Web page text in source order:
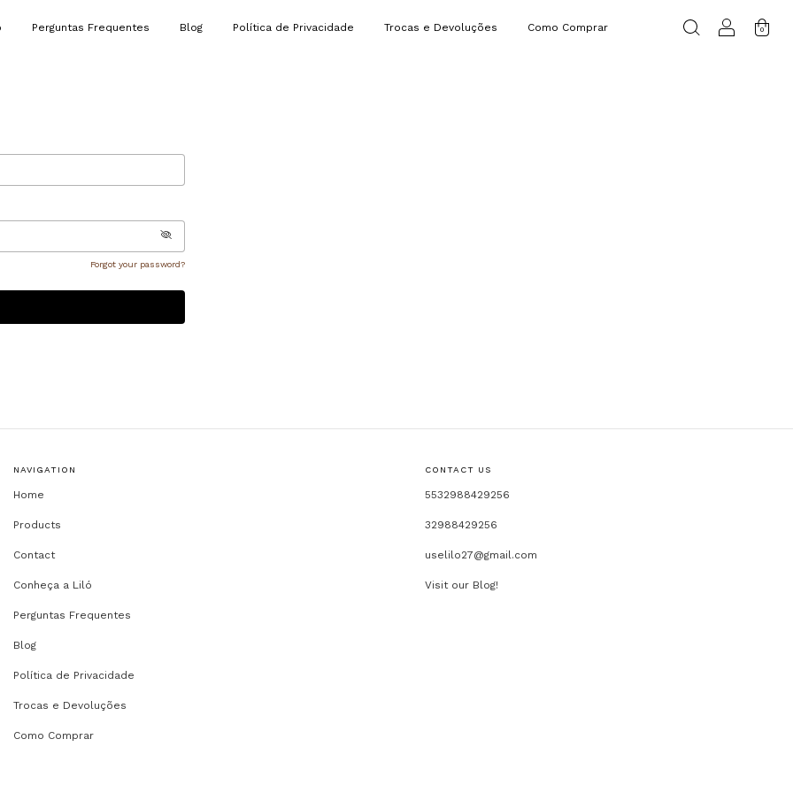
Perguntas Frequentes Blog Política de Privacidade Trocas e Devoluções Como Comprar 0
Forgot your password?
NAVIGATION
Home
Products
Contact
Conheça a Liló
Perguntas Frequentes
Blog
Política de Privacidade
Trocas e Devoluções
Como Comprar
CONTACT US
5532988429256
32988429256
uselilo27@gmail.com
Visit our Blog!